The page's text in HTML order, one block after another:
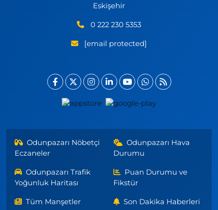
Eskişehir
0 222 230 5353
[email protected]
Odunpazarı Nöbetçi
Eczaneler
Odunpazarı Hava
Durumu
Odunpazarı Trafik
Yoğunluk Haritası
Puan Durumu ve
Fikstür
Tüm Manşetler Son Dakika Haberleri